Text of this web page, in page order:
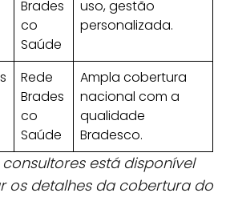
Brades
co
Saúde
uso, gestão
personalizada.
Rede
Brades
co
Saúde
Ampla cobertura
nacional com a
qualidade
Bradesco.
está disponível
os detalhes da cobertura do